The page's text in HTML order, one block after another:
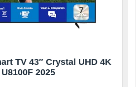
TV 43″ Crystal UHD 4K
U8100F 2025